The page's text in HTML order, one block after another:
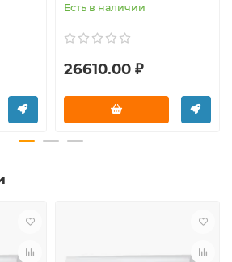
Есть в наличии
26610.00 ₽